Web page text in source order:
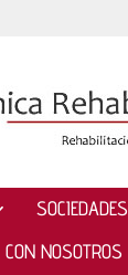
SOCIEDADES
NOSOTROS